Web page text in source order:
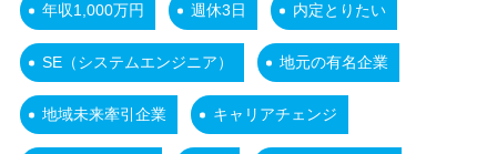
年収1,000万円 週休3日 内定とりたい
SE（システムエンジニア） 地元の有名企業
地域未来牽引企業 キャリアチェンジ